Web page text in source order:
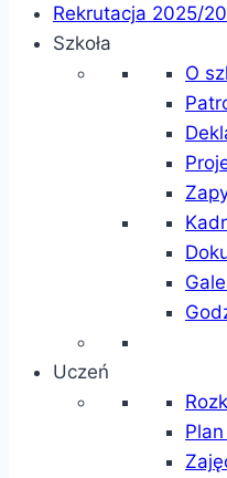
Rekrutacja 2025/
Szkoła
O
Uczeń